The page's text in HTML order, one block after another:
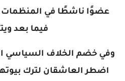
عضوًا ناشطًا في المنظمات
فيما بعد
وفي خضم الخلاف السياسي
اضطر العاشقان لترك